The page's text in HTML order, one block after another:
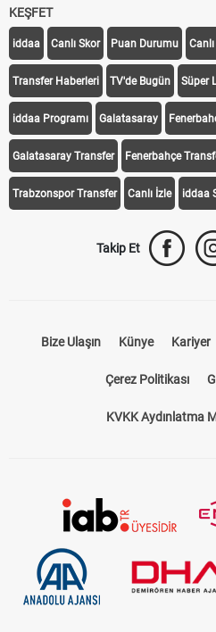
KEŞFET
iddaa Canlı Skor Puan Durumu
Transfer Haberleri TV'de Bugün Süper
iddaa Programı Galatasaray
Galatasaray Transfer Fenerbahçe
Trabzonspor Transfer Canlı İzle iddaa
Takip Et
Bize Ulaşın Künye Kariyer
Çerez Politikası
KVKK Aydınlatma